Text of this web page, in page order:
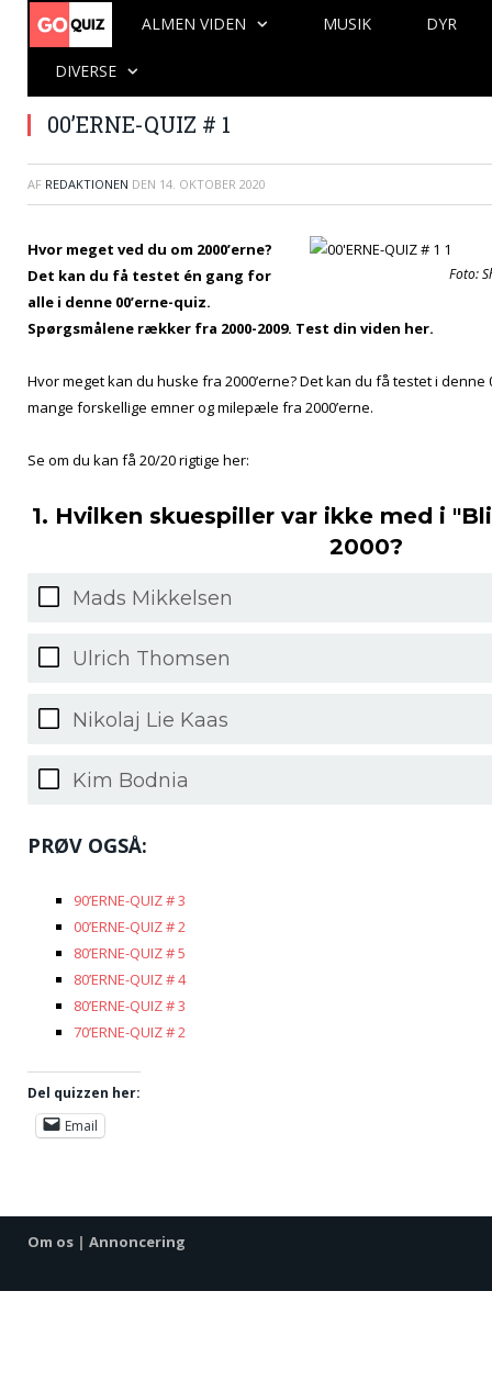
ALMEN VIDEN MUSIK DYR
DIVERSE
00’ERNE-QUIZ # 1
AF REDAKTIONEN DEN 14. OKTOBER 2020
Foto:
Hvor meget ved du om 2000’erne?
Det kan du få testet én gang for
alle i denne 00’erne-quiz.
Spørgsmålene rækker fra 2000-2009. Test din viden her.
Hvor meget kan du huske fra 2000’erne? Det kan du få testet i denne
mange forskellige emner og milepæle fra 2000’erne.
Se om du kan få 20/20 rigtige her:
1. Hvilken skuespiller var ikke med i
2000?
Mads Mikkelsen
Ulrich Thomsen
Nikolaj Lie Kaas
Kim Bodnia
PRØV OGSÅ:
90’ERNE-QUIZ # 3
00’ERNE-QUIZ # 2
80’ERNE-QUIZ # 5
80’ERNE-QUIZ # 4
80’ERNE-QUIZ # 3
70’ERNE-QUIZ # 2
Del quizzen her:
Email
Om os | Annoncering